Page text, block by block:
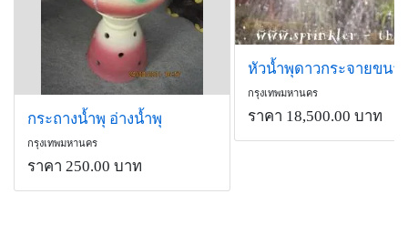
กระถางน้ำพุ อ่างน้ำพุ
กรุงเทพมหานคร
ราคา 250.00 บาท
กรุงเทพมหานคร
ราคา 18,500.00 บาท